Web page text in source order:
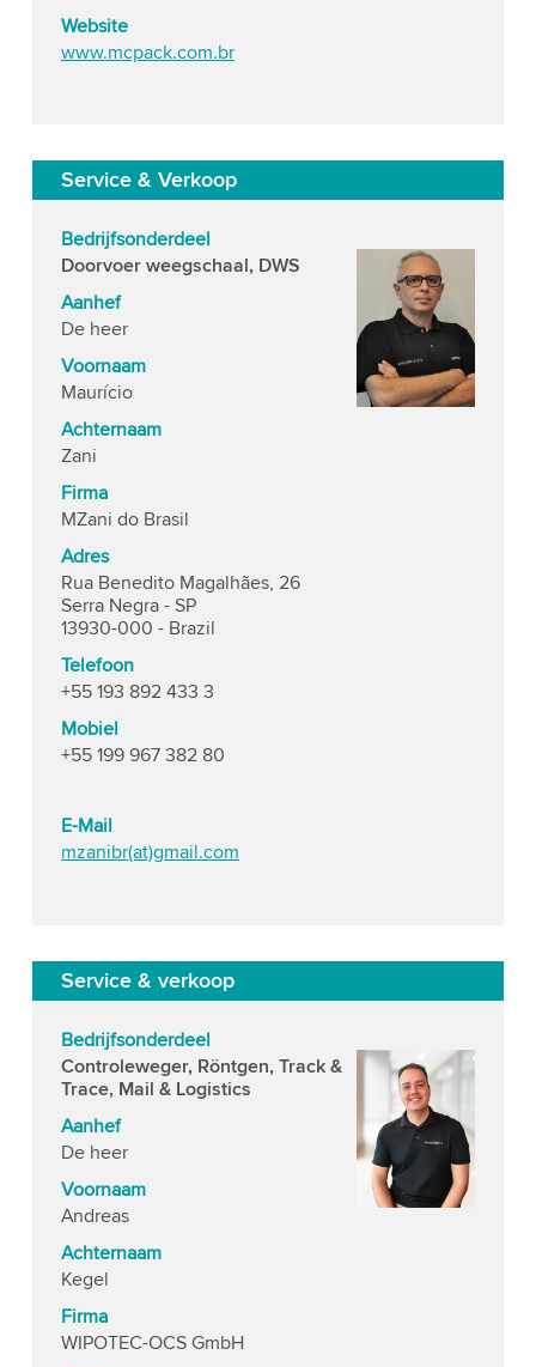
Website
www.mcpack.com.br
Service & Verkoop
Bedrijfsonderdeel
Doorvoer weegschaal, DWS
Aanhef
De heer
Voornaam
Maurício
Achternaam
Zani
Firma
MZani do Brasil
Adres
Rua Benedito Magalhães, 26
Serra Negra - SP
13930-000 - Brazil
Telefoon
+55 193 892 433 3
Mobiel
+55 199 967 382 80
E-Mail
mzanibr(at)gmail.com
Service & verkoop
Bedrijfsonderdeel
Controleweger, Röntgen, Track &
Trace, Mail & Logistics
Aanhef
De heer
Voornaam
Andreas
Achternaam
Kegel
Firma
WIPOTEC-OCS GmbH